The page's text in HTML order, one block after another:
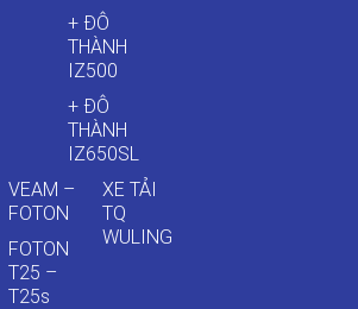
+ ĐÔ
THÀNH
IZ500
+ ĐÔ
THÀNH
IZ650SL
VEAM –
FOTON
FOTON
T25 –
T25s
XE TẢI
TQ
WULING